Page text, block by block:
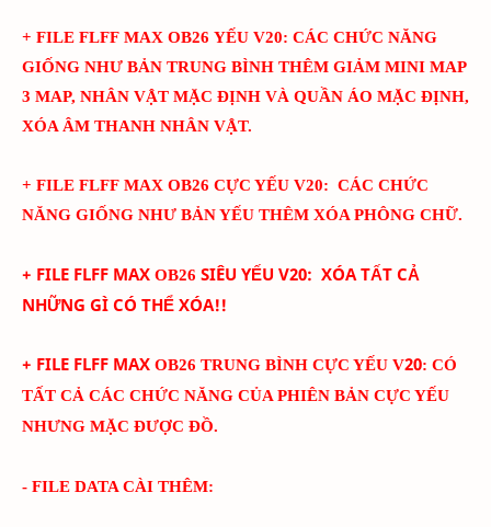
+ FILE FLFF MAX OB26 YẾU V20: CÁC CHỨC NĂNG
GIỐNG NHƯ BẢN TRUNG BÌNH THÊM GIẢM MINI MAP
3 MAP, NHÂN VẬT MẶC ĐỊNH VÀ QUẦN ÁO MẶC ĐỊNH,
XÓA ÂM THANH NHÂN VẬT.
+ FILE FLFF MAX OB26 CỰC YẾU V20: CÁC CHỨC
NĂNG GIỐNG NHƯ BẢN YẾU THÊM XÓA PHÔNG CHỮ.
+ FILE FLFF MAX OB26 SIÊU YẾU V20: XÓA TẤT CẢ
NHỮNG GÌ CÓ THỂ XÓA!!
+ FILE FLFF MAX OB26 TRUNG BÌNH CỰC YẾU V20: CÓ
TẤT CẢ CÁC CHỨC NĂNG CỦA PHIÊN BẢN CỰC YẾU
NHƯNG MẶC ĐƯỢC ĐỒ.
- FILE DATA CÀI THÊM: